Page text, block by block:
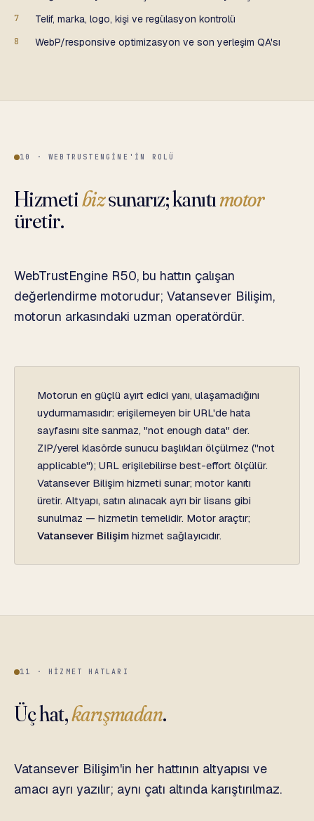
7 Telif, marka, logo, kişi ve regülasyon kontrolü
8 WebP/responsive optimizasyon ve son yerleşim QA'sı
10 · WEBTRUSTENGINE'IN ROLÜ
Hizmetibizsunarız; kanıtımotor
üretir.
WebTrustEngine R50, bu hattın çalışan
değerlendirme motorudur; Vatansever Bilişim,
motorun arkasındaki uzman operatördür.
Motorun en güçlü ayırt edici yanı, ulaşamadığını
uydurmamasıdır: erişilemeyen bir URL'de hata
sayfasını site sanmaz, "not enough data" der.
ZIP/yerel klasörde sunucu başlıkları ölçülmez ("not
applicable"); URL erişilebilirse best-effort ölçülür.
Vatansever Bilişim hizmeti sunar; motor kanıtı
üretir. Altyapı, satın alınacak ayrı bir lisans gibi
sunulmaz — hizmetin temelidir. Motor araçtır;
Vatansever Bilişim hizmet sağlayıcıdır.
11 · HIZMET HATLARI
Üç hat,karışmadan.
Vatansever Bilişim'in her hattının altyapısı ve
amacı ayrı yazılır; aynı çatı altında karıştırılmaz.